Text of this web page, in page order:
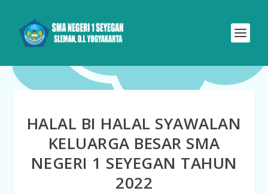
HALAL BI HALAL SYAWALAN
KELUARGA BESAR SMA
NEGERI 1 SEYEGAN TAHUN
2022